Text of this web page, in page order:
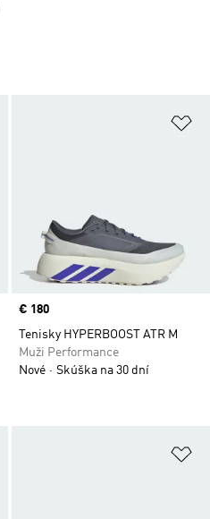
Pridať do zoznamu želaných
Price
€ 180
Tenisky HYPERBOOST ATR M
Muži Performance
Nové
Skúška na 30 dní
Pridať do zoznamu želaných